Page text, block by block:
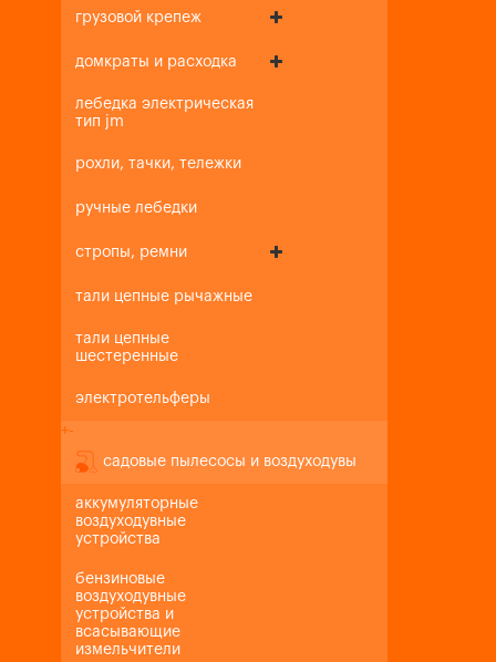
грузовой крепеж
домкраты и расходка
лебедка электрическая
тип jm
рохли, тачки, тележки
ручные лебедки
стропы, ремни
тали цепные рычажные
тали цепные
шестеренные
электротельферы
+-
садовые пылесосы и воздуходувы
аккумуляторные
воздуходувные
устройства
бензиновые
воздуходувные
устройства и
всасывающие
измельчители